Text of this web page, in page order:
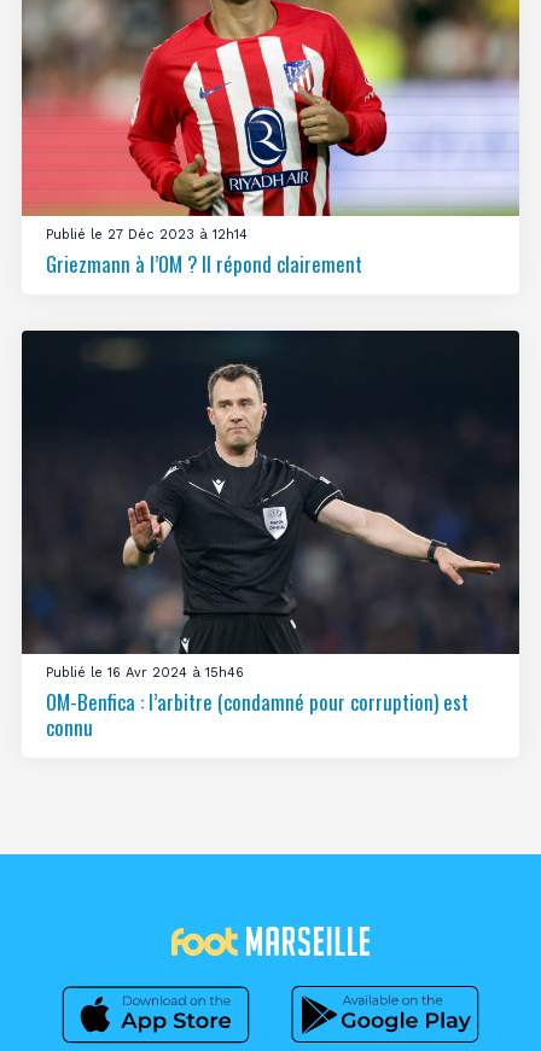
Publié le 27 Déc 2023 à 12h14
Griezmann à l’OM ? Il répond clairement
Publié le 16 Avr 2024 à 15h46
OM-Benfica : l’arbitre (condamné pour corruption) est
connu